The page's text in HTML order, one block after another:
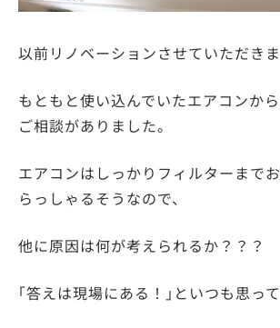
以前リノベーションさせていただき
もともと使い込んでいたエアコンか
ご相談がありました。
エアコンはしっかりフィルターまで
らっしゃるそうなので、
他に原因は何が考えられるか？？？
｢答えは現場にある！｣といつも思って